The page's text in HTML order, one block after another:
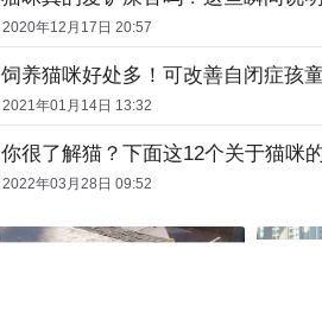
2020年12月17日 20:57
饲养猫咪好处多！可改善自闭症孩
2021年01月14日 13:32
你很了解猫？下面这12个关于猫咪
2022年03月28日 09:52